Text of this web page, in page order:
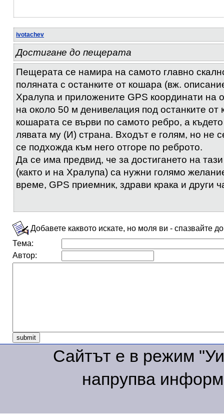
ivotachev
Достигане до пещерата
Пещерата се намира на самото главно
поляната с останките от кошара (вж.
Хралупа и приложените GPS координати на
на около 50 м денивелация под останките от
кошарата се върви по самото ребро, а
лявата му (И) страна. Входът е голям, но не
се подхожда към него отгоре по реброто.
Да се има предвид, че за достигането на
(както и на Хралупа) са нужни голямо
време, GPS приемник, здрави крака и други
Добавете каквото искате, но моля ви - спазвайте
Тема:
Автор:
Сайтът е в режим
напрупва